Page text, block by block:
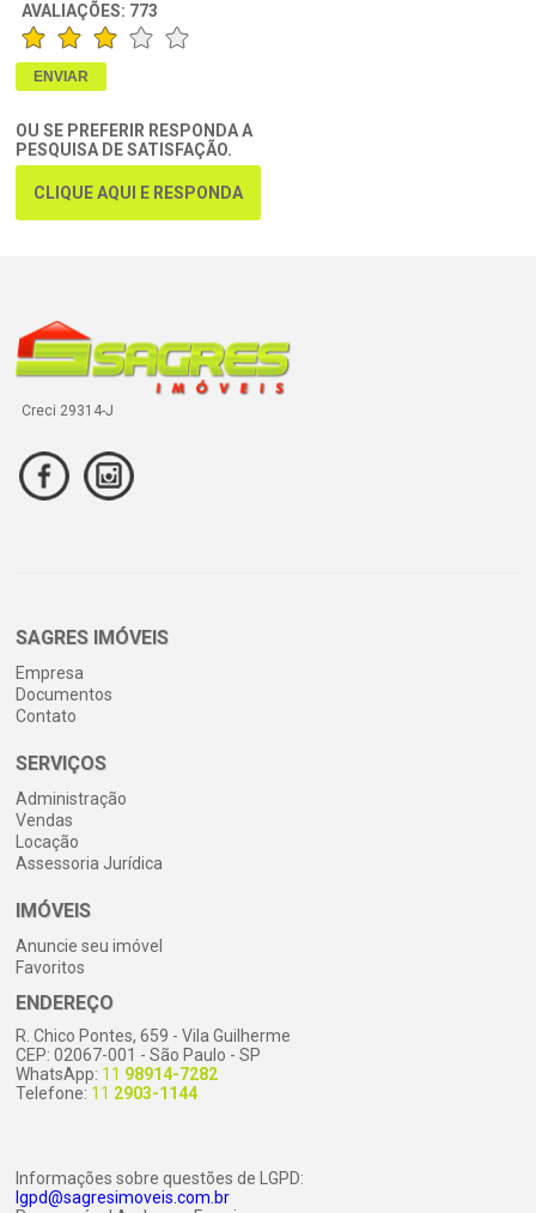
AVALIAÇÕES: 773
OU SE PREFERIR RESPONDA A
PESQUISA DE SATISFAÇÃO.
CLIQUE AQUI E RESPONDA
Creci 29314-J
SAGRES IMÓVEIS
Empresa
Documentos
Contato
SERVIÇOS
Administração
Vendas
Locação
Assessoria Jurídica
IMÓVEIS
Anuncie seu imóvel
Favoritos
ENDEREÇO
R. Chico Pontes, 659 - Vila Guilherme
CEP: 02067-001 - São Paulo - SP
WhatsApp: 11 98914-7282
Telefone: 11 2903-1144
Informações sobre questões de LGPD:
lgpd@sagresimoveis.com.br